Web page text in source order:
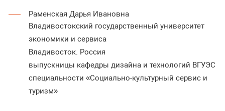
Раменская Дарья Ивановна
Владивостокский государственный университет
экономики и сервиса
Владивосток. Россия
выпускницы кафедры дизайна и технологий ВГУЭС
специальности «Социально-культурный сервис и
туризм»